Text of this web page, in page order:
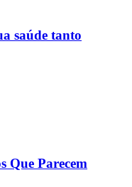
saúde tanto
Que Parecem